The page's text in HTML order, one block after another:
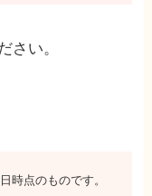
さい。
時点のものです。